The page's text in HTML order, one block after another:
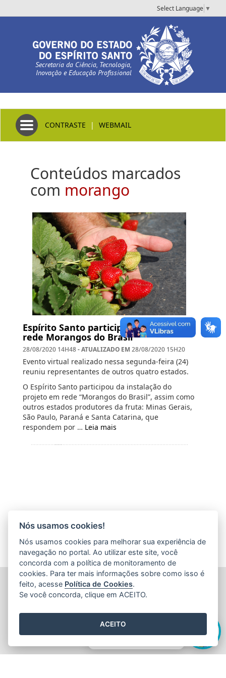
Select Language ▼
Secretaria da Ciência, Tecnologia,
Inovação e Educação Profissional
Toggle navigation
CONTRASTE | WEBMAIL
Conteúdos marcados
com morango
Espírito Santo participa da criação da
rede Morangos do Brasil
28/08/2020 14H48- ATUALIZADO EM 28/08/2020 15H20
Evento virtual realizado nessa segunda-feira (24)
reuniu representantes de outros quatro estados.
O Espírito Santo participou da instalação do
projeto em rede “Morangos do Brasil”, assim como
outros estados produtores da fruta: Minas Gerais,
São Paulo, Paraná e Santa Catarina, que
respondem por … Leia mais
Olá! Sou a
como posso te ajudar hoje?
FUNDAÇÃO DE AMPARO À PESQUISA E INOVAÇÃO DO
ESPÍRITO SANTO (FAPES)
CEP: 29066-380 - Vitória / ES
Tel.: 27 3636 1850
Nós usamos cookies!
Nós usamos cookies para melhorar sua experiência de
navegação no portal. Ao utilizar este site, você
concorda com a política de monitoramento de
cookies. Para ter mais informações sobre como isso é
feito, acesse Política de Cookies.
Se você concorda, clique em ACEITO.
ACEITO